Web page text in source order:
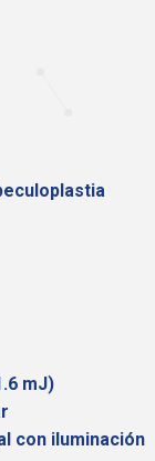
mJ)
con iluminación